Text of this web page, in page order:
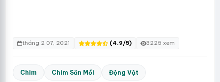
tháng 2 07, 2021 (4.9/5) 3225 xem
Chim Chim Săn Mồi Động Vật